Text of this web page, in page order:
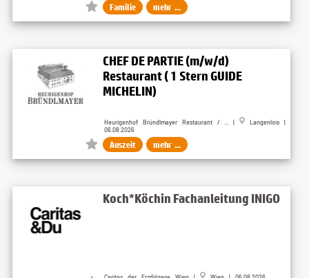
Familie mehr ...
CHEF DE PARTIE (m/w/d)
Restaurant ( 1 Stern GUIDE
MICHELIN)
Heurigenhof Bründlmayer Restaurant / ... |
Langenlois |
06.08.2026
Auszeit mehr ...
Koch*Köchin Fachanleitung INIGO